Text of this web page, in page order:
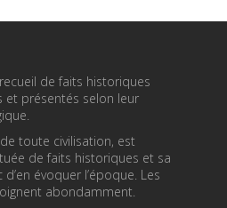
de faits historiques
et présentés selon leur
toute civilisation, est
de faits historiques et sa
évoquer l’époque. Les
abondamment.